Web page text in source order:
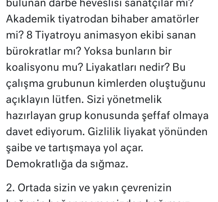
bulunan darbe heveslisi sanatçılar mı?
Akademik tiyatrodan bihaber amatörler
mi? 8 Tiyatroyu animasyon ekibi sanan
bürokratlar mı? Yoksa bunların bir
koalisyonu mu? Liyakatları nedir? Bu
çalışma grubunun kimlerden oluştuğunu
açıklayın lütfen. Sizi yönetmelik
hazırlayan grup konusunda şeffaf olmaya
davet ediyorum. Gizlilik liyakat yönünden
şaibe ve tartışmaya yol açar.
Demokratlığa da sığmaz.
2. Ortada sizin ve yakın çevrenizin